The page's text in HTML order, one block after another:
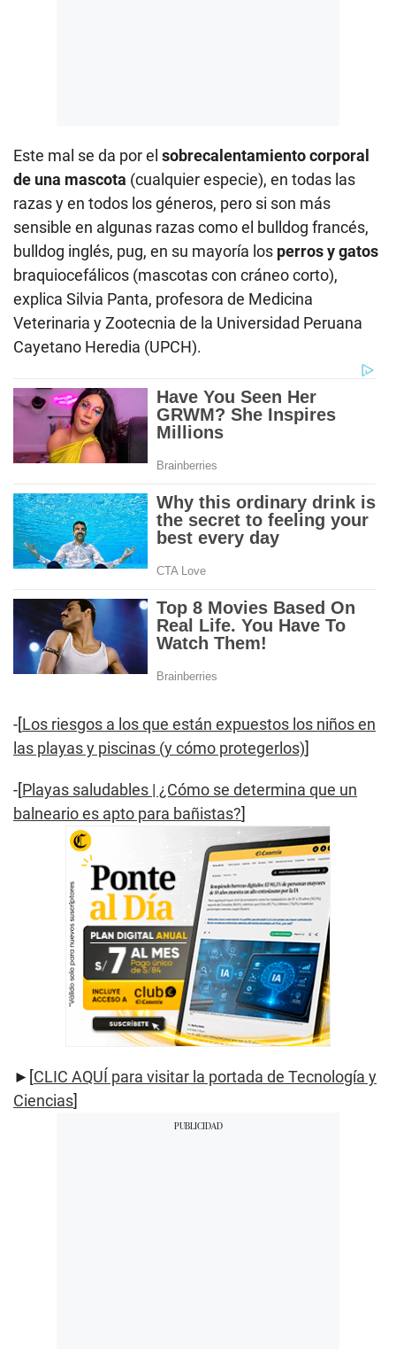
Este mal se da por el sobrecalentamiento corporal
de una mascota (cualquier especie), en todas las
razas y en todos los géneros, pero si son más
sensible en algunas razas como el bulldog francés,
bulldog inglés, pug, en su mayoría los perros y gatos
braquiocefálicos (mascotas con cráneo corto),
explica Silvia Panta, profesora de Medicina
Veterinaria y Zootecnia de la Universidad Peruana
Cayetano Heredia (UPCH).
-[Los riesgos a los que están expuestos los niños en
las playas y piscinas (y cómo protegerlos)]
-[Playas saludables | ¿Cómo se determina que un
balneario es apto para bañistas?]
►[CLIC AQUÍ para visitar la portada de Tecnología y
Ciencias]